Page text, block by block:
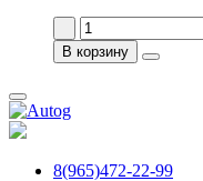
В корзину
8(965)472-22-99